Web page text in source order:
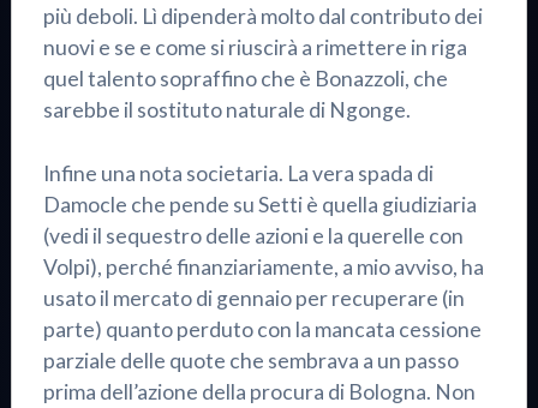
più deboli. Lì dipenderà molto dal contributo dei
nuovi e se e come si riuscirà a rimettere in riga
quel talento sopraffino che è Bonazzoli, che
sarebbe il sostituto naturale di Ngonge.
Infine una nota societaria. La vera spada di
Damocle che pende su Setti è quella giudiziaria
(vedi il sequestro delle azioni e la querelle con
Volpi), perché finanziariamente, a mio avviso, ha
usato il mercato di gennaio per recuperare (in
parte) quanto perduto con la mancata cessione
parziale delle quote che sembrava a un passo
prima dell’azione della procura di Bologna. Non